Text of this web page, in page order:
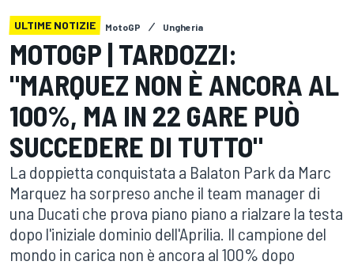
ULTIME NOTIZIE MotoGP Ungheria
MOTOGP | TARDOZZI:
"MARQUEZ NON È ANCORA AL
100%, MA IN 22 GARE PUÒ
SUCCEDERE DI TUTTO"
La doppietta conquistata a Balaton Park da Marc
Marquez ha sorpreso anche il team manager di
una Ducati che prova piano piano a rialzare la testa
dopo l'iniziale dominio dell'Aprilia. Il campione del
mondo in carica non è ancora al 100% dopo